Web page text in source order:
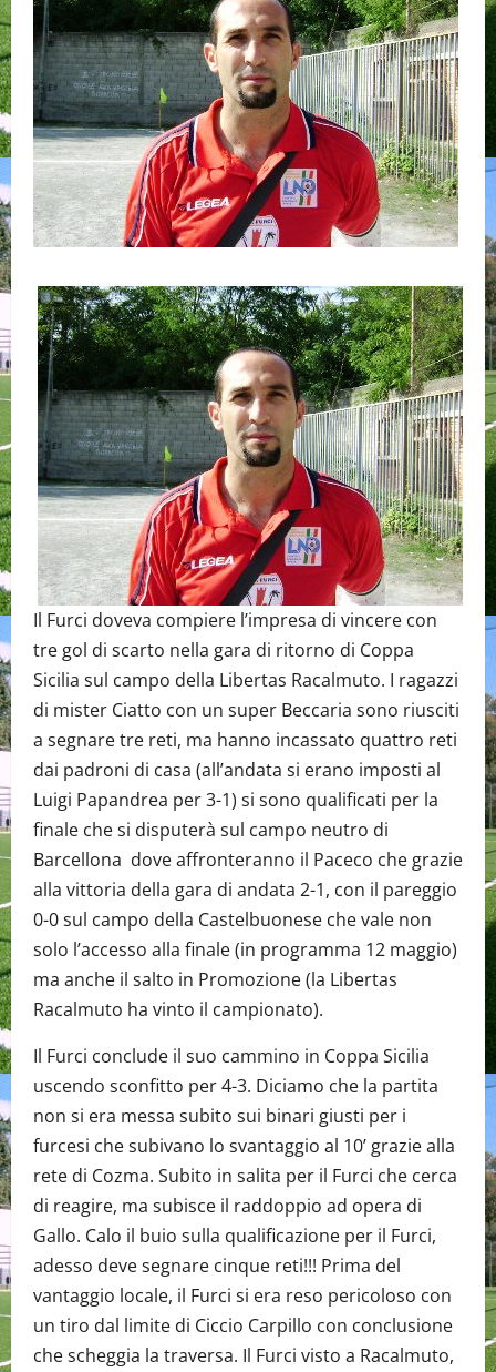
Il Furci doveva compiere l’impresa di vincere con
tre gol di scarto nella gara di ritorno di Coppa
Sicilia sul campo della Libertas Racalmuto. I ragazzi
di mister Ciatto con un super Beccaria sono riusciti
a segnare tre reti, ma hanno incassato quattro reti
dai padroni di casa (all’andata si erano imposti al
Luigi Papandrea per 3-1) si sono qualificati per la
finale che si disputerà sul campo neutro di
Barcellona dove affronteranno il Paceco che grazie
alla vittoria della gara di andata 2-1, con il pareggio
0-0 sul campo della Castelbuonese che vale non
solo l’accesso alla finale (in programma 12 maggio)
ma anche il salto in Promozione (la Libertas
Racalmuto ha vinto il campionato).
Il Furci conclude il suo cammino in Coppa Sicilia
uscendo sconfitto per 4-3. Diciamo che la partita
non si era messa subito sui binari giusti per i
furcesi che subivano lo svantaggio al 10’ grazie alla
rete di Cozma. Subito in salita per il Furci che cerca
di reagire, ma subisce il raddoppio ad opera di
Gallo. Calo il buio sulla qualificazione per il Furci,
adesso deve segnare cinque reti!!! Prima del
vantaggio locale, il Furci si era reso pericoloso con
un tiro dal limite di Ciccio Carpillo con conclusione
che scheggia la traversa. Il Furci visto a Racalmuto,